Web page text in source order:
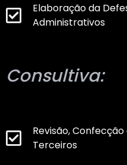
Elaboração da
Administrativos
Consultiva:
Revisão,
Terceiros